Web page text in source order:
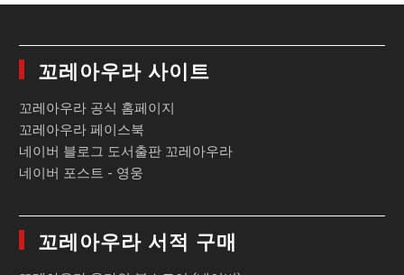
꼬레아우라 사이트
꼬레아우라 공식 홈페이지
꼬레아우라 페이스북
네이버 블로그 도서출판 꼬레아우라
네이버 포스트 - 영웅
꼬레아우라 서적 구매